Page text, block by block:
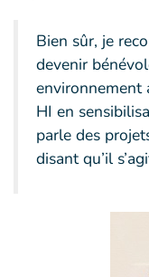
Bien sûr, je
devenir
environnement
HI en
parle des
disant qu’il